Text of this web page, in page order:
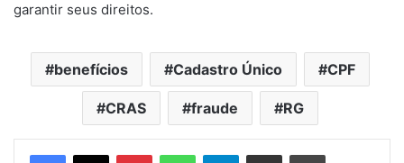
garantir seus direitos.
benefícios Cadastro Único CPF
CRAS fraude RG
PinterestWhatsAppTelegramCompartilhar via e-mail Imprimir